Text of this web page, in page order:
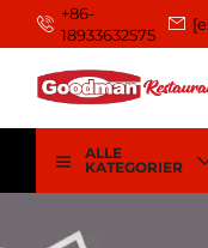
+86-
18933632575
ALLE
KATEGORIER